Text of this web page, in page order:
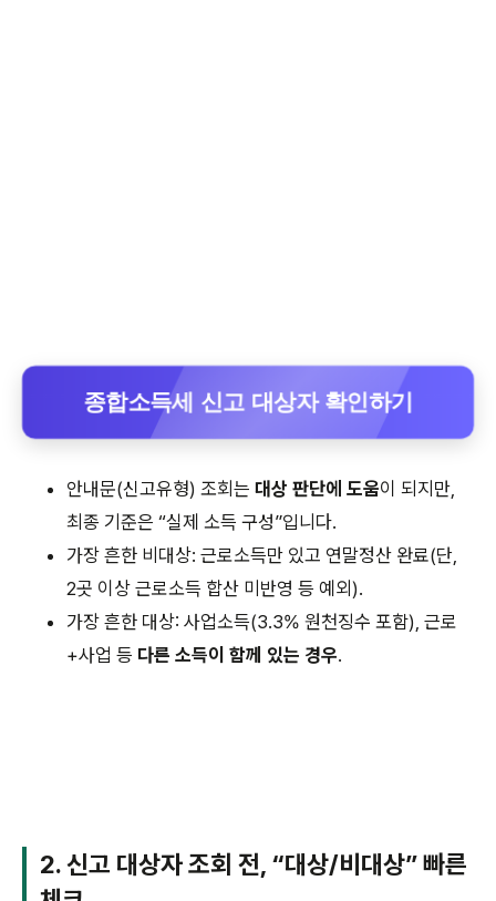
종합소득세 신고 대상자 확인하기
안내문(신고유형) 조회는 대상 판단에 도움이 되지만,
최종 기준은 “실제 소득 구성”입니다.
가장 흔한 비대상: 근로소득만 있고 연말정산 완료(단,
2곳 이상 근로소득 합산 미반영 등 예외).
가장 흔한 대상: 사업소득(3.3% 원천징수 포함), 근로
+사업 등 다른 소득이 함께 있는 경우.
2. 신고 대상자 조회 전, “대상/비대상” 빠른